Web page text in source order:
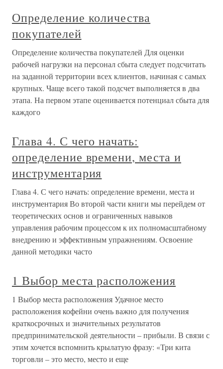
Определение количества
покупателей
Определение количества покупателей Для оценки
рабочей нагрузки на персонал сбыта следует подсчитать
на заданной территории всех клиентов, начиная с самых
крупных. Чаще всего такой подсчет выполняется в два
этапа. На первом этапе оценивается потенциал сбыта для
каждого
Глава 4. С чего начать:
определение времени, места и
инструментария
Глава 4. С чего начать: определение времени, места и
инструментария Во второй части книги мы перейдем от
теоретических основ и ограниченных навыков
управления рабочим процессом к их полномасштабному
внедрению и эффективным упражнениям. Освоение
данной методики часто
1 Выбор места расположения
1 Выбор места расположения Удачное место
расположения кофейни очень важно для получения
краткосрочных и значительных результатов
предпринимательской деятельности – прибыли. В связи с
этим хочется вспомнить крылатую фразу: «Три кита
торговли – это место, место и еще